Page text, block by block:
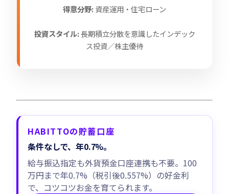
得意分野: 資産運用・住宅ローン
投資スタイル:長期積立分散を意識したインデック
ス投資／株主優待
HABITTOの貯蓄口座
条件なしで、年0.7%。
給与振込指定も外貨預金口座連携も不要。100
万円まで年0.7%（税引後0.557%）の好金利
で、コツコツお金を育てられます。